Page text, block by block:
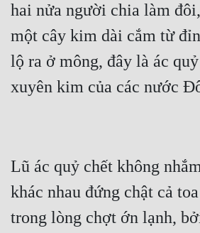
hai nửa người chia làm
một cây kim dài cắm từ
lộ ra ở mông, đây là ác
Lũ ác quỷ chết không
khác nhau đứng chật cả
trong lòng chợt ớn lạnh,